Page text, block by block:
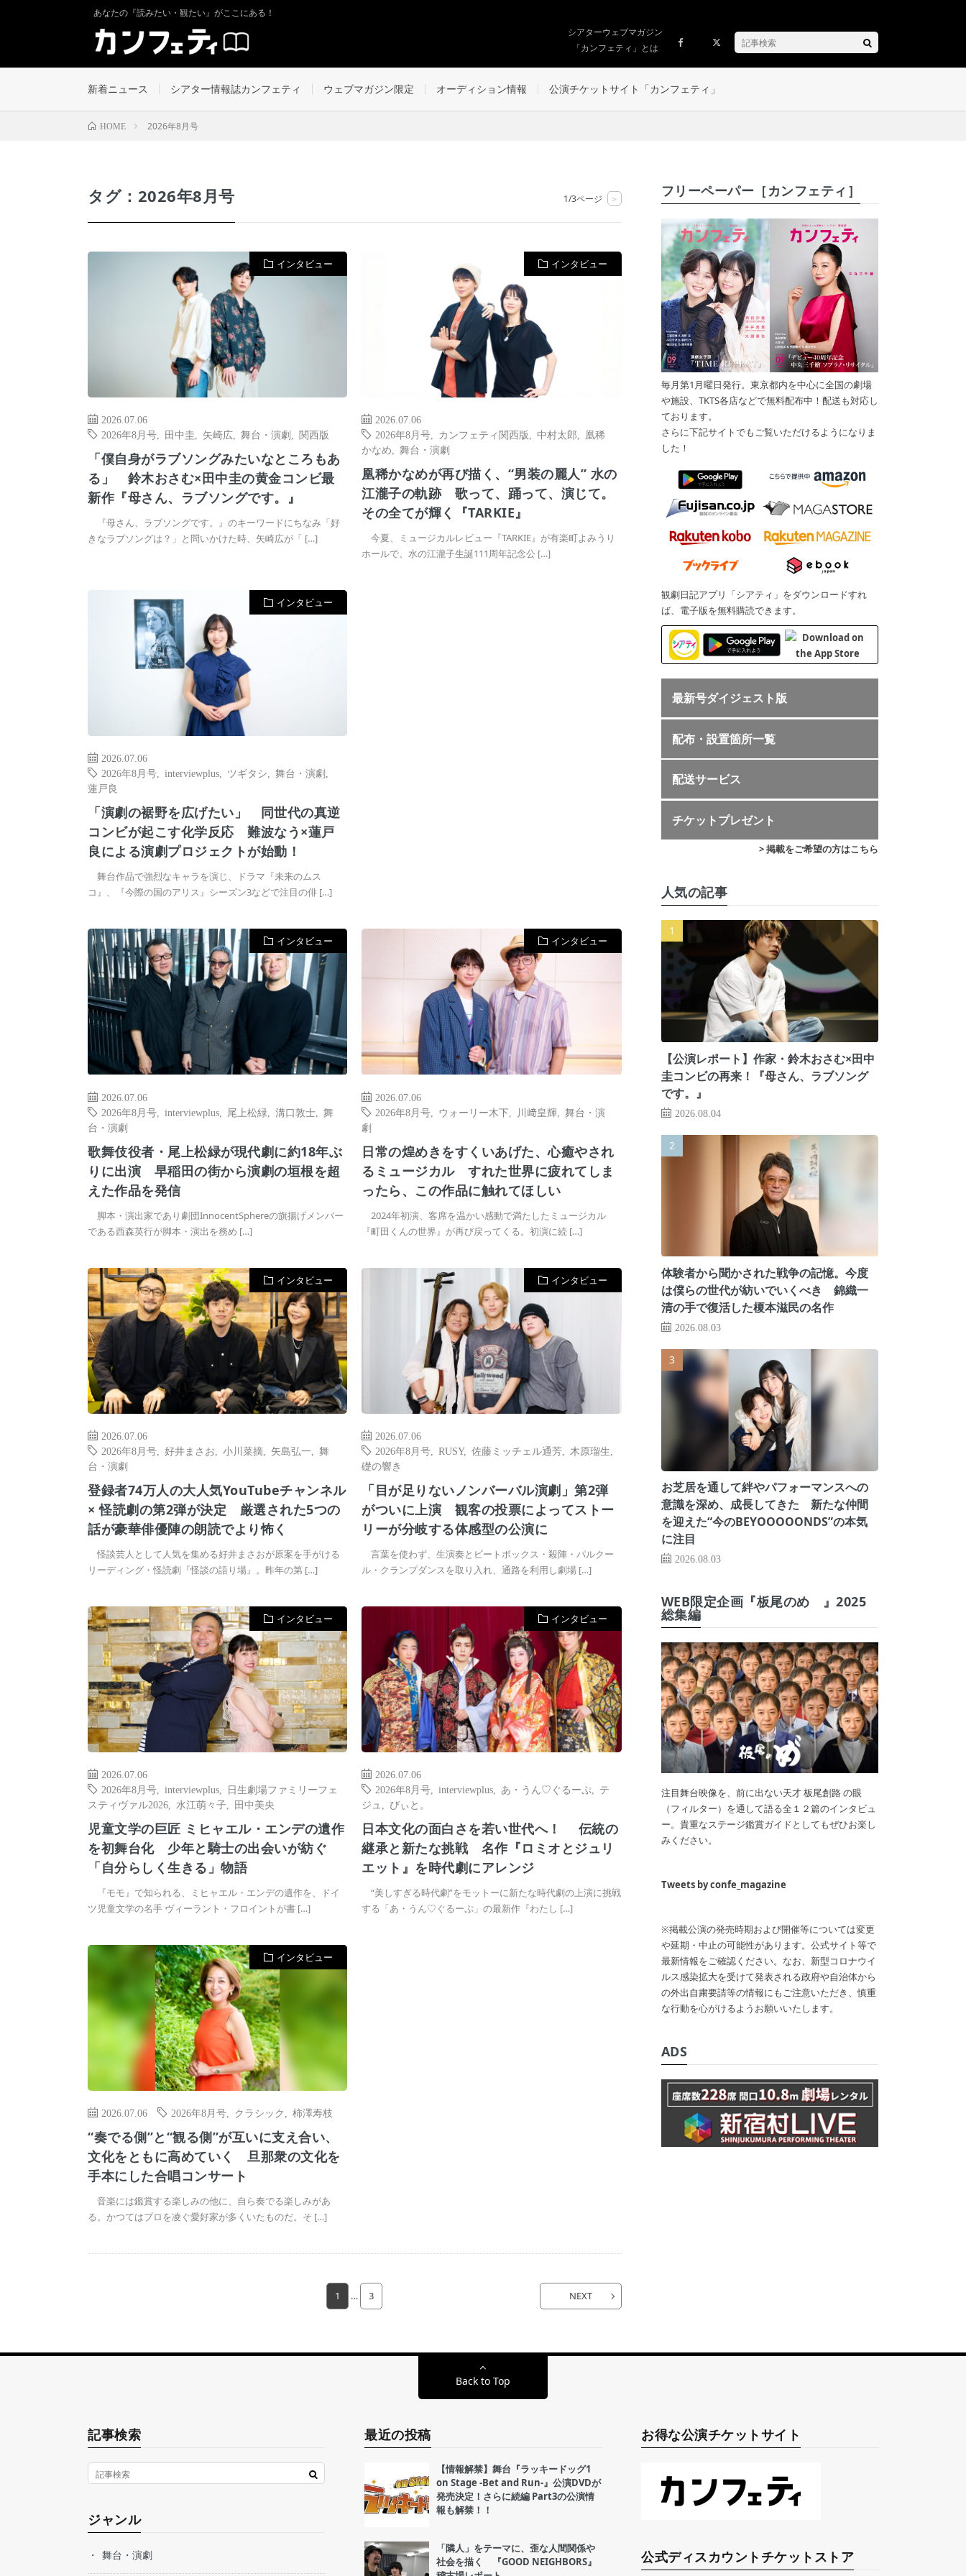
あなたの『読みたい・観たい』がここにある！
シアターウェブマガジン
「カンフェティ」とは
新着ニュース シアター情報誌カンフェティ ウェブマガジン限定 オーディション情報 公演チケットサイト「カンフェティ」
HOME 2026年8月号
タグ：2026年8月号 1/3ページ >
インタビュー
2026.07.06
2026年8月号
田中圭 矢崎広 舞台・演劇 関西版
「僕自身がラブソングみたいなところもあ
る」 鈴木おさむ×田中圭の黄金コンビ最
新作『母さん、ラブソングです。』
『母さん、ラブソングです。』のキーワードにちなみ「好
きなラブソングは？」と問いかけた時、矢崎広が「 […]
インタビュー
2026.07.06
2026年8月号
カンフェティ関西版 ,中村太郎
凰稀
かなめ ,舞台・演劇
凰稀かなめが再び描く、“男装の麗人” 水の
江瀧子の軌跡 歌って、踊って、演じて。
その全てが輝く『TARKIE』
今夏、ミュージカルレビュー『TARKIE』が有楽町よみうり
ホールで、水の江瀧子生誕111周年記念公 […]
インタビュー
2026.07.06
2026年8月号
interviewplus ツギタシ 舞台・演劇
蓮戸良
「演劇の裾野を広げたい」 同世代の真逆
コンビが起こす化学反応 難波なう×蓮戸
良による演劇プロジェクトが始動！
舞台作品で強烈なキャラを演じ、ドラマ『未来のムス
コ』、『今際の国のアリス』シーズン3などで注目の俳 […]
インタビュー
2026.07.06
2026年8月号
interviewplus 尾上松緑 溝口敦士
舞
台・演劇
歌舞伎役者・尾上松緑が現代劇に約18年ぶ
りに出演 早稲田の街から演劇の垣根を超
えた作品を発信
脚本・演出家であり劇団InnocentSphereの旗揚げメンバー
である西森英行が脚本・演出を務め […]
インタビュー
2026.07.06
2026年8月号
ウォーリー木下 川﨑皇輝 ,舞台・演
劇
日常の煌めきをすくいあげた、心癒やされ
るミュージカル すれた世界に疲れてしま
ったら、この作品に触れてほしい
2024年初演、客席を温かい感動で満たしたミュージカル
『町田くんの世界』が再び戻ってくる。初演に続 […]
インタビュー
2026.07.06
2026年8月号
好井まさお 小川菜摘 矢島弘一
舞
台・演劇
登録者74万人の大人気YouTubeチャンネル
× 怪読劇の第2弾が決定 厳選された5つの
話が豪華俳優陣の朗読でより怖く
怪談芸人として人気を集める好井まさおが原案を手がける
リーディング・怪読劇『怪談の語り場』。昨年の第 […]
インタビュー
2026.07.06
2026年8月号 ,RUSY,佐藤ミッチェル通芳 木原瑠生
礎の響き
「目が足りないノンバーバル演劇」第2弾
がついに上演 観客の投票によってストー
リーが分岐する体感型の公演に
言葉を使わず、生演奏とビートボックス・殺陣・パルクー
ル・クランプダンスを取り入れ、通路を利用し劇場 […]
インタビュー
2026.07.06
2026年8月号
interviewplus
日生劇場ファミリーフェ
スティヴァル2026
水江萌々子 田中美央
児童文学の巨匠 ミヒャエル・エンデの遺作
を初舞台化 少年と騎士の出会いが紡ぐ
「自分らしく生きる」物語
『モモ』で知られる、ミヒャエル・エンデの遺作を、ドイ
ツ児童文学の名手 ヴィーラント・フロイントが書 […]
インタビュー
2026.07.06
2026年8月号 ,interviewplus あ・うん♡ぐるーぷ
テ
ジュ
びぃと。
日本文化の面白さを若い世代へ！ 伝統の
継承と新たな挑戦 名作『ロミオとジュリ
エット』を時代劇にアレンジ
“美しすぎる時代劇”をモットーに新たな時代劇の上演に挑戦
する「あ・うん♡ぐるーぷ」の最新作『わたし […]
インタビュー
2026.07.06 2026年8月号 クラシック 柿澤寿枝
“奏でる側”と“観る側”が互いに支え合い、
文化をともに高めていく 旦那衆の文化を
手本にした合唱コンサート
音楽には鑑賞する楽しみの他に、自ら奏でる楽しみがあ
る。かつてはプロを凌ぐ愛好家が多くいたものだ。そ […]
1 … 3 NEXT
フリーペーパー［カンフェティ］
毎月第1月曜日発行。東京都内を中心に全国の劇場
や施設、TKTS各店などで無料配布中！配送も対応し
ております。
さらに下記サイトでもご覧いただけるようになりま
した！
観劇日記アプリ「シアティ」をダウンロードすれ
ば、電子版を無料購読できます。
最新号ダイジェスト版
配布・設置箇所一覧
配送サービス
チケットプレゼント
> 掲載をご希望の方はこちら
人気の記事
【公演レポート】作家・鈴木おさむ×田中
圭コンビの再来！『母さん、ラブソング
です。』
2026.08.04
体験者から聞かされた戦争の記憶。今度
は僕らの世代が紡いでいくべき 錦織一
清の手で復活した榎本滋民の名作
2026.08.03
お芝居を通して絆やパフォーマンスへの
意識を深め、成長してきた 新たな仲間
を迎えた“今のBEYOOOOONDS”の本気
に注目
2026.08.03
WEB限定企画『板尾のめ゙』2025
総集編
注目舞台映像を、前に出ない天才 板尾創路 の眼
（フィルター）を通して語る全１２篇のインタビュ
ー。貴重なステージ鑑賞ガイドとしてもぜひお楽し
みください。
Tweets by confe_magazine
※掲載公演の発売時期および開催等については変更
や延期・中止の可能性があります。公式サイト等で
最新情報をご確認ください。なお、新型コロナウイ
ルス感染拡大を受けて発表される政府や自治体から
の外出自粛要請等の情報にもご注意いただき、慎重
な行動を心がけるようお願いいたします。
ADS
Back to Top
記事検索
ジャンル
舞台・演劇
最近の投稿
【情報解禁】舞台『ラッキードッグ1
on Stage -Bet and Run-』公演DVDが
発売決定！さらに続編 Part3の公演情
報も解禁！！
「隣人」をテーマに、歪な人間関係や
社会を描く 『GOOD NEIGHBORS』
お得な公演チケットサイト
公式ディスカウントチケットストア